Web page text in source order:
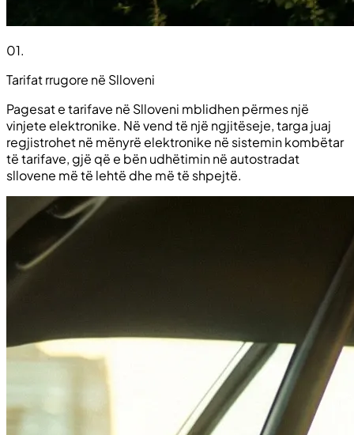
01.
Tarifat rrugore në Slloveni
Pagesat e tarifave në Slloveni mblidhen përmes një
vinjete elektronike. Në vend të një ngjitëseje, targa juaj
regjistrohet në mënyrë elektronike në sistemin kombëtar
të tarifave, gjë që e bën udhëtimin në autostradat
sllovene më të lehtë dhe më të shpejtë.